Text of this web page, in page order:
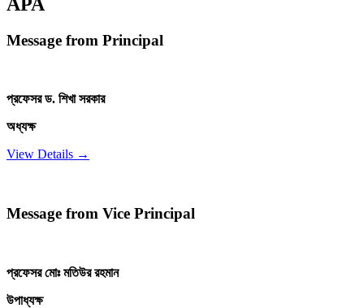
Message from Principal
প্রফেসর ড. শিখা সরকার
অধ্যক্ষ
View Details →
Message from Vice Principal
প্রফেসর মোঃ মতিউর রহমান
উপাধ্যক্ষ